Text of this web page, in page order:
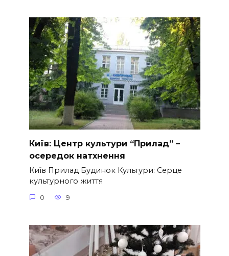
Київ: Центр культури “Прилад” –
осередок натхнення
Київ Прилад Будинок Культури: Серце
культурного життя
0 9